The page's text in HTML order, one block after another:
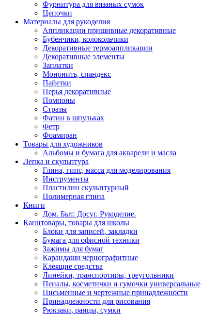
Фурнитура для вязаных сумок
Цепочки
Материалы для рукоделия
Аппликации пришивные декоративные
Бубенчики, колокольчики
Декоративные термоаппликации
Декоративные элементы
Заплатки
Мононить, спандекс
Пайетки
Перья декоративные
Помпоны
Стразы
Фатин в шпульках
Фетр
Фоамиран
Товары для художников
Альбомы и бумага для акварели и масла
Лепка и скульптура
Глина, гипс, масса для моделирования
Инструменты
Пластилин скульптурный
Полимерная глина
Книги
Дом. Быт. Досуг. Рукоделие.
Канцтовары, товары для школы
Блоки для записей, закладки
Бумага для офисной техники
Зажимы для бумаг
Карандаши чернографитные
Клеящие средства
Линейки, транспортиры, треугольники
Пеналы, косметички и сумочки универсальные
Письменные и чертежные принадлежности
Принадлежности для рисования
Рюкзаки, ранцы, сумки